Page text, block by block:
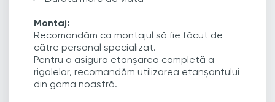
Montaj:
Recomandăm ca montajul să fie făcut de
către personal specializat.
Pentru a asigura etanșarea completă a
rigolelor, recomandăm utilizarea etanșantului
din gama noastră.